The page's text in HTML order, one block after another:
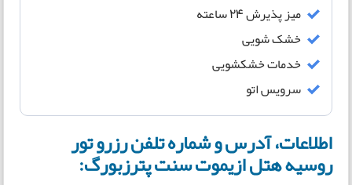
میز پذیرش 24 ساعته
خشک شویی
خدمات خشکشویی
سرویس اتو
اطلاعات، آدرس و شماره تلفن رزرو تور
روسیه هتل ازیموت سنت پترزبورگ: